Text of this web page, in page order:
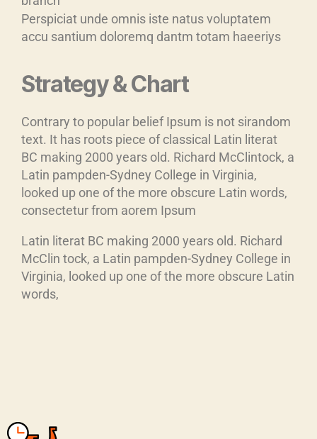
Perspiciat unde omnis iste natus voluptatem
accu santium doloremq dantm totam haeeriys
Strategy & Chart
Contrary to popular belief Ipsum is not sirandom
text. It has roots piece of classical Latin literat
BC making 2000 years old. Richard McClintock, a
Latin pampden-Sydney College in Virginia,
looked up one of the more obscure Latin words,
consectetur from aorem Ipsum
Latin literat BC making 2000 years old. Richard
McClin tock, a Latin pampden-Sydney College in
Virginia, looked up one of the more obscure Latin
words,